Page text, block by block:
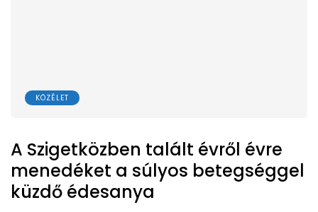
KÖZÉLET
A Szigetközben talált évről évre
menedéket a súlyos betegséggel
küzdő édesanya